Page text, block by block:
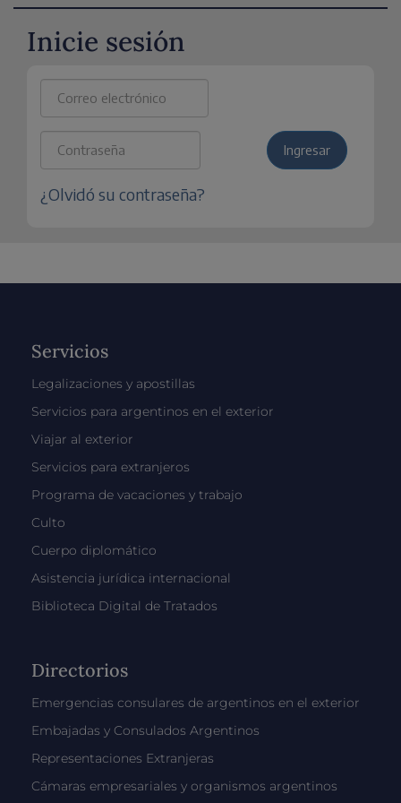
Inicie sesión
Servicios
Legalizaciones y apostillas
Servicios para argentinos en el exterior
Viajar al exterior
Servicios para extranjeros
Programa de vacaciones y trabajo
Culto
Cuerpo diplomático
Asistencia jurídica internacional
Biblioteca Digital de Tratados
Directorios
Emergencias consulares de argentinos en el exterior
Embajadas y Consulados Argentinos
Representaciones Extranjeras
Cámaras empresariales y organismos argentinos